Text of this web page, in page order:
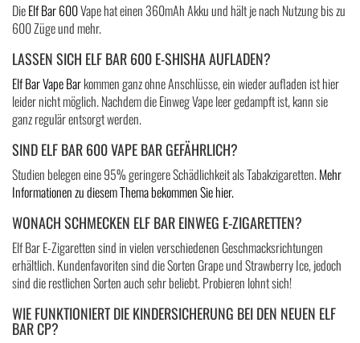
DieElf Bar 600Vape hat einen 360mAh Akku und hält je nach Nutzung bis zu
600 Züge und mehr.
LASSEN SICH ELF BAR 600 E-SHISHA AUFLADEN?
Elf Bar Vape Barkommen ganz ohne Anschlüsse, ein wieder aufladen ist hier
leider nicht möglich. Nachdem die Einweg Vape leer gedampft ist, kann sie
ganz regulär entsorgt werden.
SIND ELF BAR 600 VAPE BAR GEFÄHRLICH?
Studien belegen eine 95% geringere Schädlichkeit als Tabakzigaretten.Mehr
Informationen zu diesem Thema bekommen Sie hier.
WONACH SCHMECKEN ELF BAR EINWEG E-ZIGARETTEN?
Elf Bar E-Zigaretten sind in vielen verschiedenen Geschmacksrichtungen
erhältlich. Kundenfavoriten sind die Sorten Grape und Strawberry Ice, jedoch
sind die restlichen Sorten auch sehr beliebt. Probieren lohnt sich!
WIE FUNKTIONIERT DIE KINDERSICHERUNG BEI DEN NEUEN ELF
BAR CP?